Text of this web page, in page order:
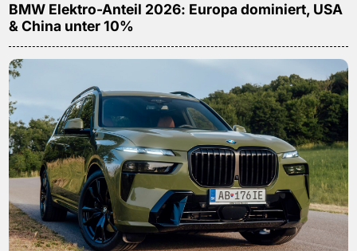
BMW Elektro-Anteil 2026: Europa dominiert, USA
& China unter 10%